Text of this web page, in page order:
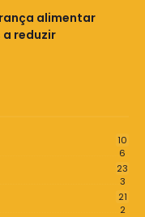
alimentar
reduzir
10
6
23
3
21
2